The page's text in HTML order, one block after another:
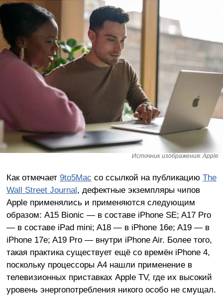
Источник изображения: Apple
Как отмечает 9to5Mac со ссылкой на публикацию The
Wall Street Journal, дефектные экземпляры чипов
Apple применялись и применяются следующим
образом: A15 Bionic — в составе iPhone SE; A17 Pro
— в составе iPad mini; A18 — в iPhone 16e; A19 — в
iPhone 17e; A19 Pro — внутри iPhone Air. Более того,
такая практика существует ещё со времён iPhone 4,
поскольку процессоры A4 нашли применение в
телевизионных приставках Apple TV, где их высокий
уровень энергопотребления никого особо не смущал.